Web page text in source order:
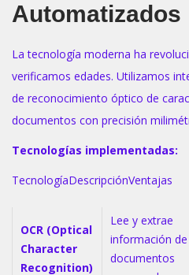
Automatizados
La tecnología moderna ha
verificamos edades. Utilizamos
de reconocimiento óptico de
documentos con precisión
Tecnologías implementadas:
TecnologíaDescripciónVentajas
OCR (Optical
Character
Recognition)
Lee y extrae
información de
documentos